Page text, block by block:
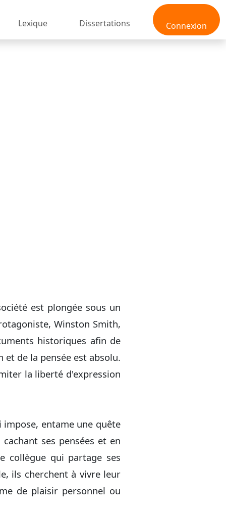
Connexion
Lexique Dissertations
est plongée sous un
Winston Smith,
historiques afin de
de la pensée est absolu.
la liberté d'expression
entame une quête
ses pensées et en
collègue qui partage ses
ils cherchent à vivre leur
de plaisir personnel ou